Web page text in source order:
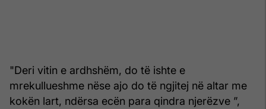
"Deri vitin e ardhshëm, do të ishte e
mrekullueshme nëse ajo do të ngjitej në altar me
kokën lart, ndërsa ecën para qindra njerëzve ”,